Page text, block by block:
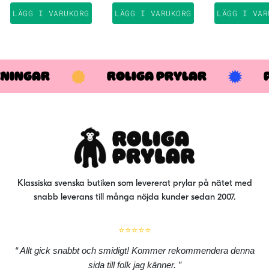
LÄGG I VARUKORG LÄGG I VARUKORG LÄGG I
ROLIGA PRYLAR
Klassiska svenska butiken som levererat prylar på nätet med
snabb leverans till många nöjda kunder sedan 2007.
⭐⭐⭐⭐⭐
Allt gick snabbt och smidigt! Kommer rekommendera denna
sida till folk jag känner.